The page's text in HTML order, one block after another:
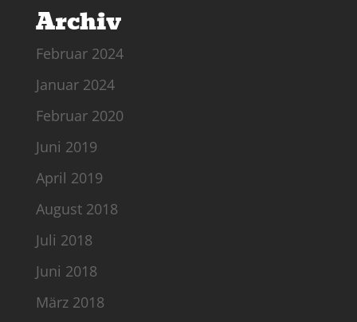
Archiv
Februar 2024
Januar 2024
Februar 2020
Juni 2019
April 2019
August 2018
Juli 2018
Juni 2018
März 2018